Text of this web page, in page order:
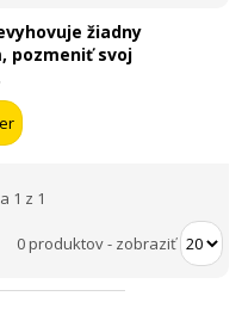
žiadny
pozmeniť svoj
1 z 1
0 produktov- zobraziť